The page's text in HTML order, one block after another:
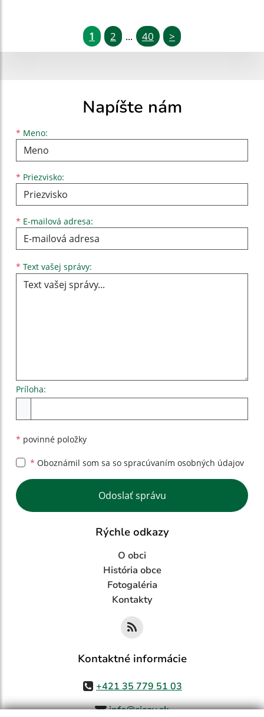
1 2 ... 40 >
Napíšte nám
* Meno:
Meno
* Priezvisko:
Priezvisko
* E-mailová adresa:
E-mailová adresa
* Text vašej správy:
Príloha:
* povinné položky
* Oboznámil som sa so spracúvaním osobných údajov
Google reCaptcha Response
Odoslať správu
Rýchle odkazy
O obci
História obce
Fotogaléria
Kontakty
Kontaktné informácie
+421 35 779 51 03
info@cicov.sk